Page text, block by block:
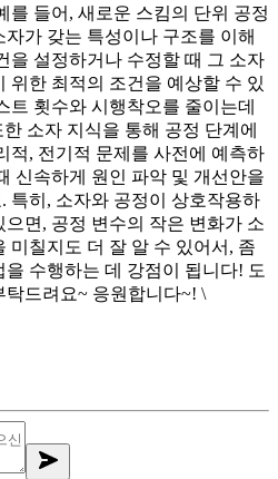
를 들어, 새로운 스킴의 단위 공정
가 갖는 특성이나 구조를 이해
을 설정하거나 수정할 때 그 소자
위한 최적의 조건을 예상할 수 있
트 횟수와 시행착오를 줄이는데
소자 지식을 통해 공정 단계에
적, 전기적 문제를 사전에 예측하
신속하게 원인 파악 및 개선안을
특히, 소자와 공정이 상호작용하
면, 공정 변수의 작은 변화가 소
미칠지도 더 잘 알 수 있어서, 좀
수행하는 데 강점이 됩니다! 도
탁드려요~ 응원합니다~! \